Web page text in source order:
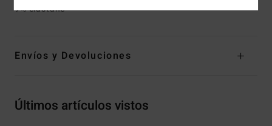
9% elastane
Envíos y Devoluciones
Últimos artículos vistos